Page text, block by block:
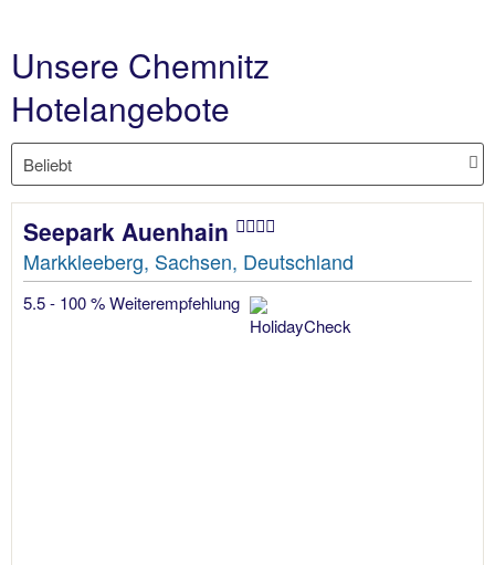
Unsere Chemnitz
Hotelangebote
Seepark Auenhain
Markkleeberg, Sachsen, Deutschland
5.5 - 100 % Weiterempfehlung